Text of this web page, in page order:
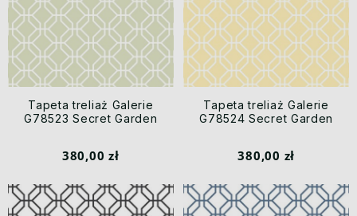
Tapeta treliaż Galerie
G78523 Secret Garden
380,00 zł
Tapeta treliaż Galerie
G78524 Secret Garden
380,00 zł